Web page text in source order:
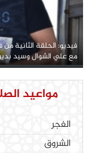
فيديو: الحلقة الثانية
مع علي الشوال وسيد بدير
مواعيد
الفجر
الشروق